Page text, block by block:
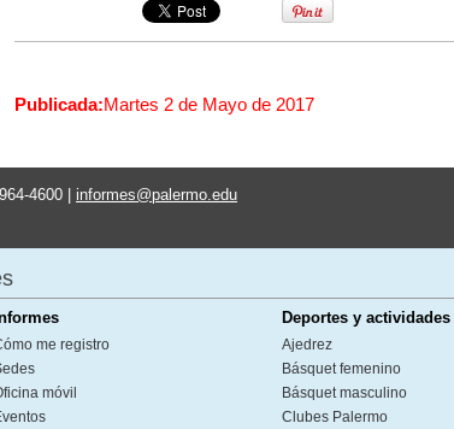
Publicada:Martes 2 de Mayo de 2017
4600 | informes@palermo.edu
me registro
móvil
Deportes y actividades
Ajedrez
Básquet femenino
Básquet masculino
Clubes Palermo